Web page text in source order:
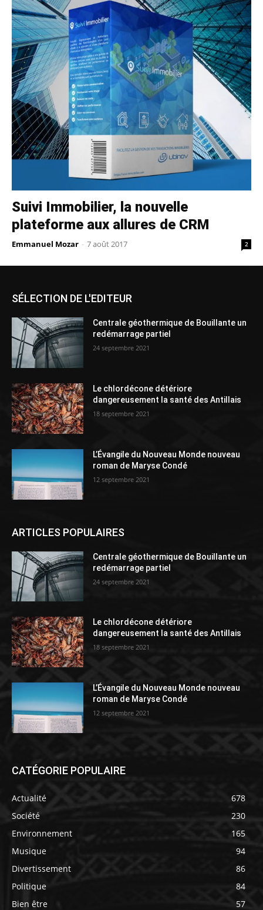
Suivi Immobilier, la nouvelle
plateforme aux allures de CRM
Emmanuel Mozar - 7 août 2017 2
SÉLECTION DE L'EDITEUR
Centrale géothermique de Bouillante un
redémarrage partiel
24 septembre 2021
Le chlordécone détériore
dangereusement la santé des Antillais
18 septembre 2021
L’Évangile du Nouveau Monde nouveau
roman de Maryse Condé
12 septembre 2021
ARTICLES POPULAIRES
Centrale géothermique de Bouillante un
redémarrage partiel
24 septembre 2021
Le chlordécone détériore
dangereusement la santé des Antillais
18 septembre 2021
L’Évangile du Nouveau Monde nouveau
roman de Maryse Condé
12 septembre 2021
CATÉGORIE POPULAIRE
Actualité
678
Société
230
Environnement
165
Musique
94
Divertissement
86
Politique
84
Bien être
57